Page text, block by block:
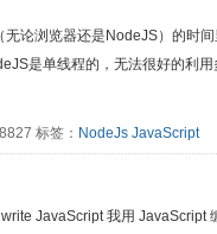
论浏览器还是NodeJS）的时
是单线程的，无法很好的利
标签： NodeJs JavaScript
JavaScript 我用 JavaScript